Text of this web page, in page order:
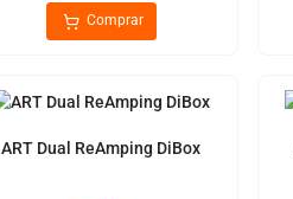
Comprar
ART Dual ReAmping DiBox